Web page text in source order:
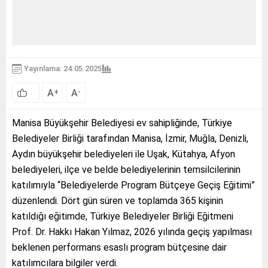
Yayınlama: 24.05.2025
A+ A-
Manisa Büyükşehir Belediyesi ev sahipliğinde, Türkiye
Belediyeler Birliği tarafından Manisa, İzmir, Muğla, Denizli,
Aydın büyükşehir belediyeleri ile Uşak, Kütahya, Afyon
belediyeleri, ilçe ve belde belediyelerinin temsilcilerinin
katılımıyla “Belediyelerde Program Bütçeye Geçiş Eğitimi”
düzenlendi. Dört gün süren ve toplamda 365 kişinin
katıldığı eğitimde, Türkiye Belediyeler Birliği Eğitmeni
Prof. Dr. Hakkı Hakan Yılmaz, 2026 yılında geçiş yapılması
beklenen performans esaslı program bütçesine dair
katılımcılara bilgiler verdi.